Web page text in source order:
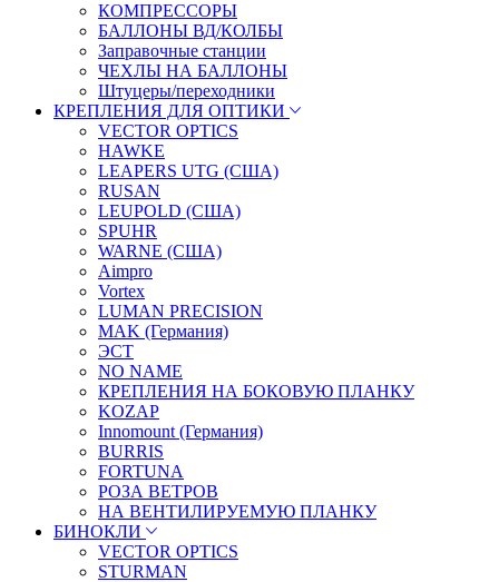
КОМПРЕССОРЫ
БАЛЛОНЫ ВД/КОЛБЫ
Заправочные станции
ЧЕХЛЫ НА БАЛЛОНЫ
Штуцеры/переходники
КРЕПЛЕНИЯ ДЛЯ ОПТИКИ
VECTOR OPTICS
HAWKE
LEAPERS UTG (США)
RUSAN
LEUPOLD (США)
SPUHR
WARNE (США)
Aimpro
Vortex
LUMAN PRECISION
MAK (Германия)
ЭСТ
NO NAME
КРЕПЛЕНИЯ НА БОКОВУЮ ПЛАНКУ
KOZAP
Innomount (Германия)
BURRIS
FORTUNA
РОЗА ВЕТРОВ
НА ВЕНТИЛИРУЕМУЮ ПЛАНКУ
БИНОКЛИ
VECTOR OPTICS
STURMAN